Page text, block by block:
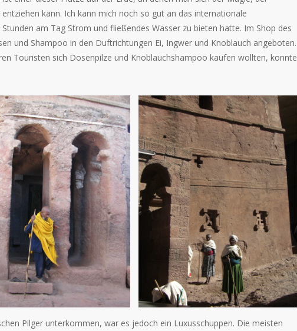
kann. Ich kann mich noch so gut an das internationale
am Tag Strom und fließendes Wasser zu bieten hatte. Im Shop des
und Shampoo in den Duftrichtungen Ei, Ingwer und Knoblauch angeboten.
Touristen sich Dosenpilze und Knoblauchshampoo kaufen wollten, konnte
Pilger unterkommen, war es jedoch ein Luxusschuppen. Die meisten